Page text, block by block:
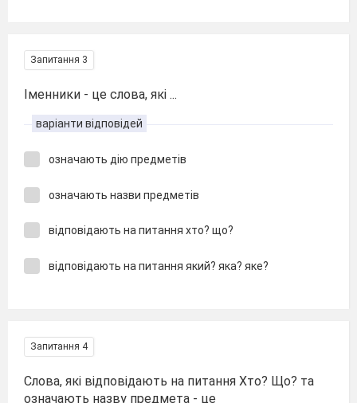
Запитання 3
Іменники - це слова, які ...
варіанти відповідей
означають дію предметів
означають назви предметів
відповідають на питання хто? що?
відповідають на питання який? яка? яке?
Запитання 4
Слова, які відповідають на питання Хто? Що? та
означають назву предмета - це